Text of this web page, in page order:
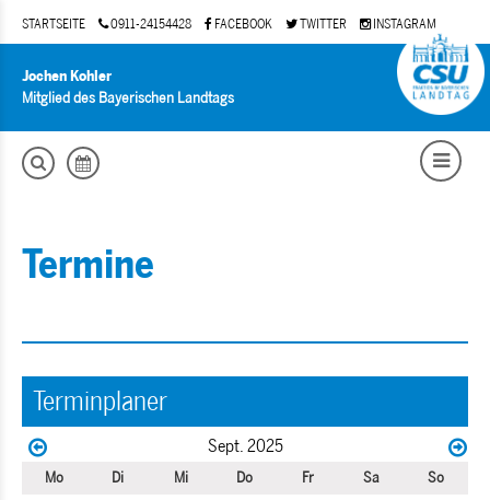
STARTSEITE 0911-24154428 FACEBOOK TWITTER INSTAGRAM
Jochen Kohler
Mitglied des Bayerischen Landtags
Termine
Terminplaner
Sept. 2025
Mo Di Mi Do Fr Sa
So